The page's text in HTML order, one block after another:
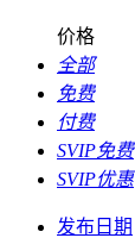
价格
全部
免费
付费
SVIP免费
SVIP优惠
发布日期